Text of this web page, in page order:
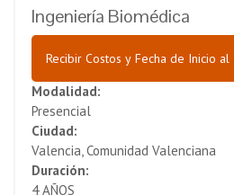
Ingeniería Biomédica
Recibir Costos y Fecha de Inicio al
Modalidad:
Presencial
Ciudad:
Valencia, Comunidad Valenciana
Duración:
4 AÑOS